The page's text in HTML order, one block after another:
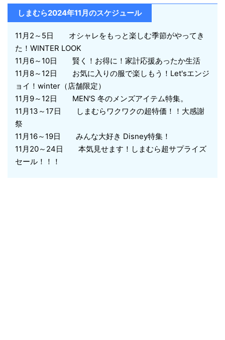
しまむら2024年11月のスケジュール
11月2～5日 オシャレをもっと楽しむ季節がやってき
た！WINTER LOOK
11月6～10日 賢く！お得に！家計応援あったか生活
11月8～12日 お気に入りの服で楽しもう！Let'sエンジ
ョイ！winter（店舗限定）
11月9～12日 MEN'S 冬のメンズアイテム特集。
11月13～17日 しまむらワクワクの超特価！！大感謝
祭
11月16～19日 みんな大好き Disney特集！
11月20～24日 本気見せます！しまむら超サプライズ
セール！！！